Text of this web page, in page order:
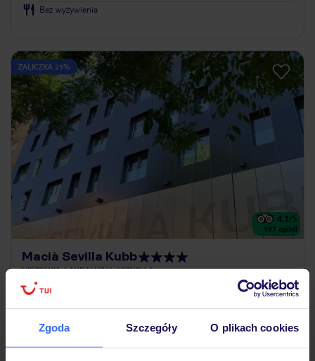
Zgoda Szczegóły O plikach cookies
Bez wyżywienia
ZALICZKA 25%
4.1/5
197 opinii
Macià Sevilla Kubb
HISZPANIA ANDALUZJA SEWILLA
2 029
Gdańsk (06:20)